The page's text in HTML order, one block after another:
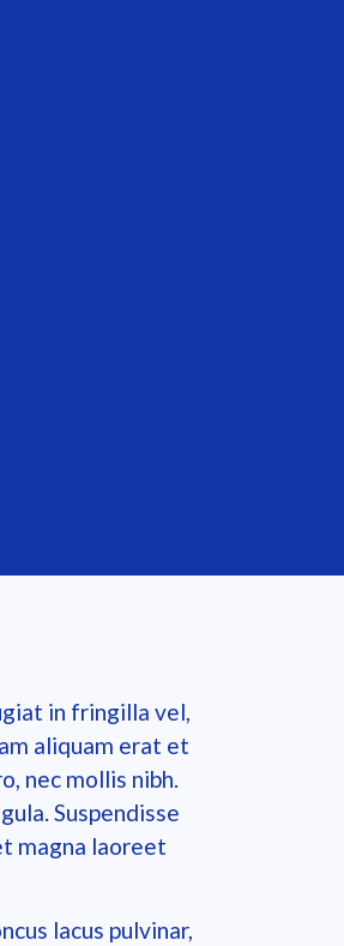
in fringilla vel,
aliquam erat et
nec mollis nibh.
Suspendisse
magna laoreet
lacus pulvinar,